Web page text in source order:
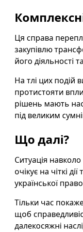
Ця справа
закупівлю
його діяльності
На тлі цих подій
протистояти
рішень мають
під великим
Що далі?
Ситуація
очікує на чіткі
української
Тільки час
щоб
далекосяжні